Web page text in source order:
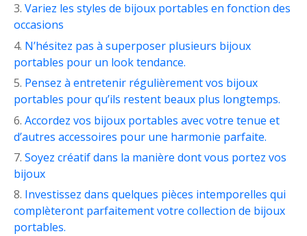
Variez les styles de bijoux portables en fonction des
occasions
N’hésitez pas à superposer plusieurs bijoux
portables pour un look tendance.
Pensez à entretenir régulièrement vos bijoux
portables pour qu’ils restent beaux plus longtemps.
Accordez vos bijoux portables avec votre tenue et
d’autres accessoires pour une harmonie parfaite.
Soyez créatif dans la manière dont vous portez vos
bijoux
Investissez dans quelques pièces intemporelles qui
complèteront parfaitement votre collection de bijoux
portables.